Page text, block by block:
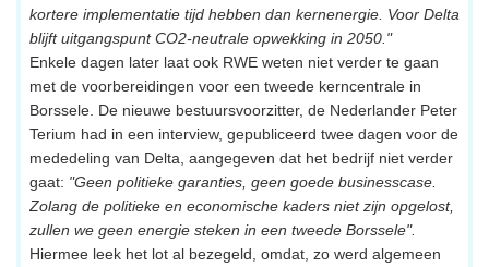
kortere implementatie tijd hebben dan kernenergie. Voor Delta
blijft uitgangspunt CO2-neutrale opwekking in 2050."
Enkele dagen later laat ook RWE weten niet verder te gaan
met de voorbereidingen voor een tweede kerncentrale in
Borssele. De nieuwe bestuursvoorzitter, de Nederlander Peter
Terium had in een interview, gepubliceerd twee dagen voor de
mededeling van Delta, aangegeven dat het bedrijf niet verder
gaat: "Geen politieke garanties, geen goede businesscase.
Zolang de politieke en economische kaders niet zijn opgelost,
zullen we geen energie steken in een tweede Borssele".
Hiermee leek het lot al bezegeld, omdat, zo werd algemeen